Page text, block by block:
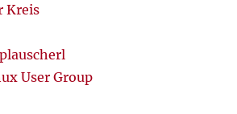
Kreis
User Group